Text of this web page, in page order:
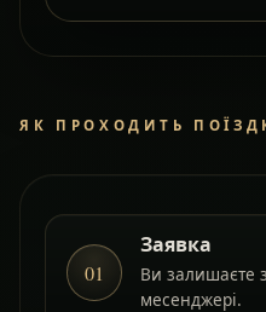
ЯК ПРОХОДИТЬ
01
Заявка
Ви залишаєте
месенджері.